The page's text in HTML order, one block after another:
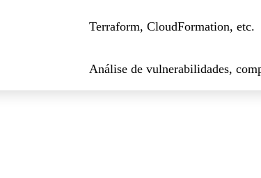
Terraform, CloudFormation, etc.
Análise de vulnerabilidades,